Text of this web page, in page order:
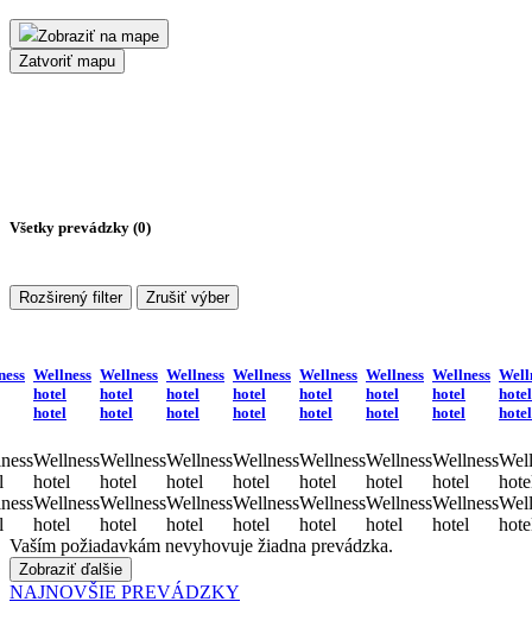
Zobraziť na mape
Zatvoriť mapu
Všetky prevádzky (0)
Rozširený filter Zrušiť výber
Wellness
hotel
hotel
Wellness
hotel
Wellness
hotel
Wellness
hotel
hotel
Wellness
hotel
Wellness
hotel
Wellness
hotel
hotel
Wellness
hotel
Wellness
hotel
Wellness
hotel
hotel
Wellness
hotel
Wellness
hotel
Wellness
hotel
hotel
Wellness
hotel
Wellness
hotel
Wellness
hotel
hotel
Wellness
hotel
Wellness
hotel
Wellness
hotel
hotel
Wellness
hotel
Wellness
hotel
hotel
hotel
Vaším požiadavkám nevyhovuje žiadna prevádzka.
Zobraziť ďalšie
NAJNOVŠIE PREVÁDZKY